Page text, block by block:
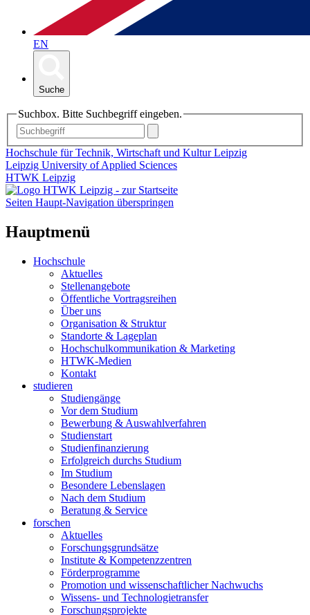
EN
Suche
Suchbox. Bitte Suchbegriff eingeben.
Hochschule für Technik, Wirtschaft und Kultur Leipzig
Leipzig University of Applied Sciences
HTWK Leipzig
Seiten Haupt-Navigation überspringen
Hauptmenü
Hochschule
Aktuelles
Stellenangebote
Öffentliche Vortragsreihen
Über uns
Organisation & Struktur
Standorte & Lageplan
Hochschulkommunikation & Marketing
HTWK-Medien
Kontakt
studieren
Studiengänge
Vor dem Studium
Bewerbung & Auswahlverfahren
Studienstart
Studienfinanzierung
Erfolgreich durchs Studium
Im Studium
Besondere Lebenslagen
Nach dem Studium
Beratung & Service
forschen
Aktuelles
Forschungsgrundsätze
Institute & Kompetenzzentren
Förderprogramme
Promotion und wissenschaftlicher Nachwuchs
Wissens- und Technologietransfer
Forschungsprojekte